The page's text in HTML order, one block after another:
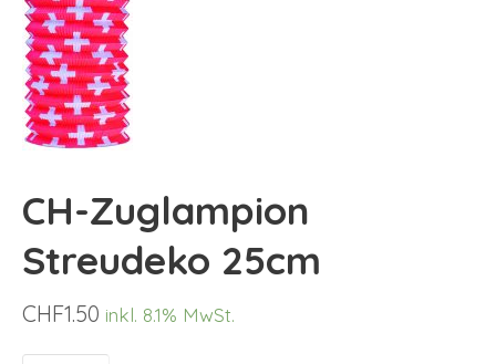
CH-Zuglampion
Streudeko 25cm
CHF1.50 inkl. 8.1% MwSt.